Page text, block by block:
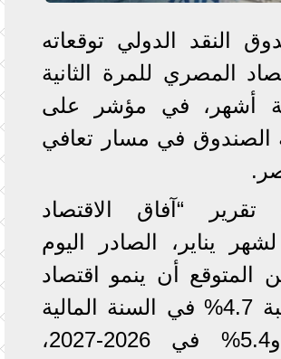
النقد الدولي توقعاته
المصري للمرة الثانية
أشهر، في مؤشر على
الصندوق في مسار تعافي
“آفاق الاقتصاد
لشهر يناير، الصادر اليوم
من المتوقع أن ينمو اقتصاد
مصر بنسبة 4.7% في السنة المالية
الجارية و5.4% في 2026-2027،